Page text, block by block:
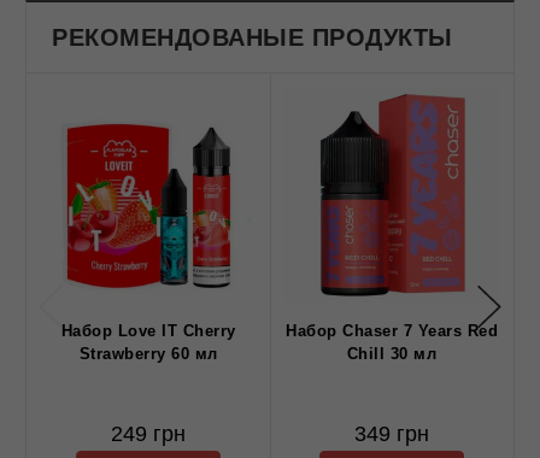
РЕКОМЕНДОВАНЫЕ ПРОДУКТЫ
Набор Love IT Cherry
Strawberry 60 мл
249 грн
Набор Chaser 7 Years Red
Chill 30 мл
349 грн